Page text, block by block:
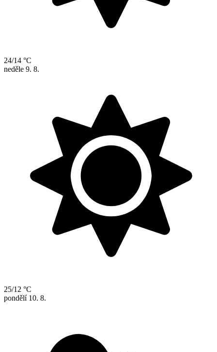
24/14 °C
neděle 9. 8.
25/12 °C
pondělí 10. 8.